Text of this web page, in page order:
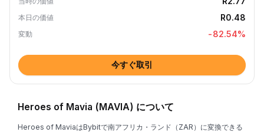
本日の価値 R0.48
変動 -82.54%
今すぐ取引
Heroes of Mavia (MAVIA) について
Heroes of MaviaはBybitで南アフリカ・ランド（ZAR）に変換できる